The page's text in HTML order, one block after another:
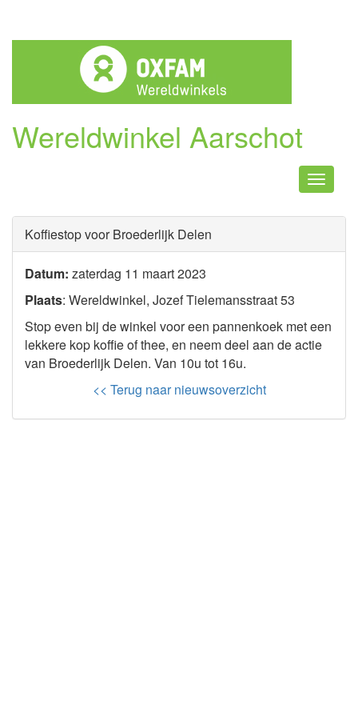
Wereldwinkel Aarschot
Koffiestop voor Broederlijk Delen
Datum: zaterdag 11 maart 2023
Plaats: Wereldwinkel, Jozef Tielemansstraat 53
Stop even bij de winkel voor een pannenkoek met een
lekkere kop koffie of thee, en neem deel aan de actie
van Broederlijk Delen. Van 10u tot 16u.
<< Terug naar nieuwsoverzicht